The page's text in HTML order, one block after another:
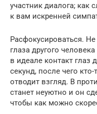
участник диалога; как
к вам искренней
Расфокусироваться.
глаза другого
в идеале контакт глаз
секунд, после чего
отводит взгляд. В
станет неуютно и он
чтобы как можно